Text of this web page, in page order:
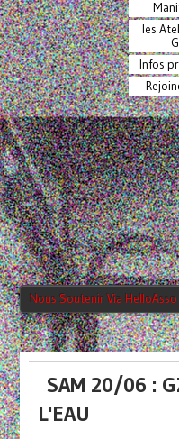
les
Infos
Nous Soutenir Via HelloAsso
SAM 20/06 :
L'EAU